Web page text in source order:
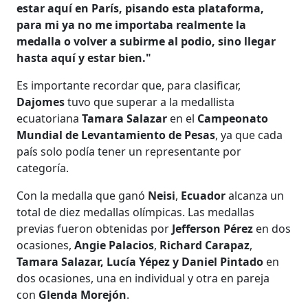
estar aquí en París, pisando esta plataforma,
para mi ya no me importaba realmente la
medalla o volver a subirme al podio, sino llegar
hasta aquí y estar bien."
Es importante recordar que, para clasificar,
Dajomestuvo que superar a la medallista
ecuatorianaTamara Salazar en el Campeonato
Mundial de Levantamiento de Pesas, ya que cada
país solo podía tener un representante por
categoría.
Con la medalla que ganó Neisi, Ecuadoralcanza un
total de diez medallas olímpicas. Las medallas
previas fueron obtenidas por Jefferson Pérez en dos
ocasiones,Angie Palacios, Richard Carapaz,
Tamara Salazar, Lucía Yépez y Daniel Pintado en
dos ocasiones, una en individual y otra en pareja
con Glenda Morejón.